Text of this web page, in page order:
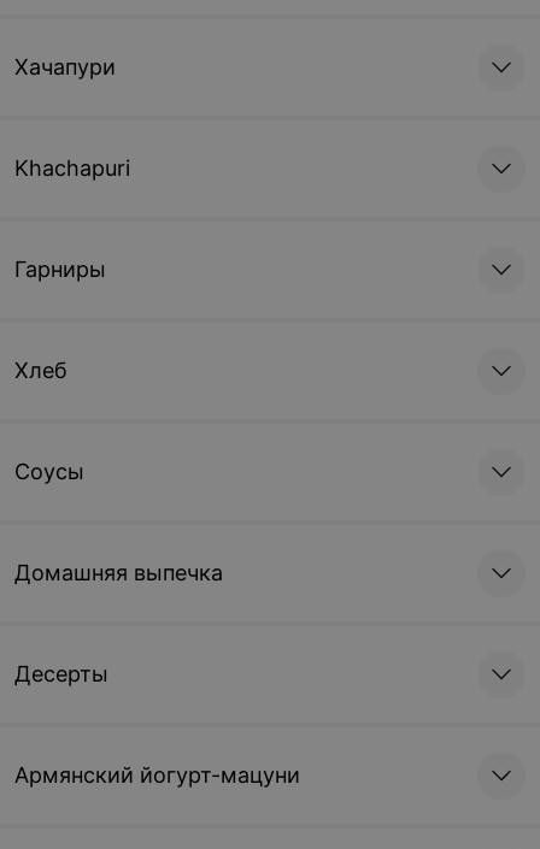
Хачапури
Khachapuri
Гарниры
Хлеб
Соусы
Домашняя выпечка
Десерты
Армянский йогурт-мацуни